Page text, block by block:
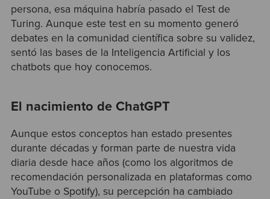
persona, esa máquina habría pasado el Test de
Turing. Aunque este test en su momento generó
debates en la comunidad científica sobre su validez,
sentó las bases de la Inteligencia Artificial y los
chatbots que hoy conocemos.
El nacimiento de ChatGPT
Aunque estos conceptos han estado presentes
durante décadas y forman parte de nuestra vida
diaria desde hace años (como los algoritmos de
recomendación personalizada en plataformas como
YouTube o Spotify), su percepción ha cambiado